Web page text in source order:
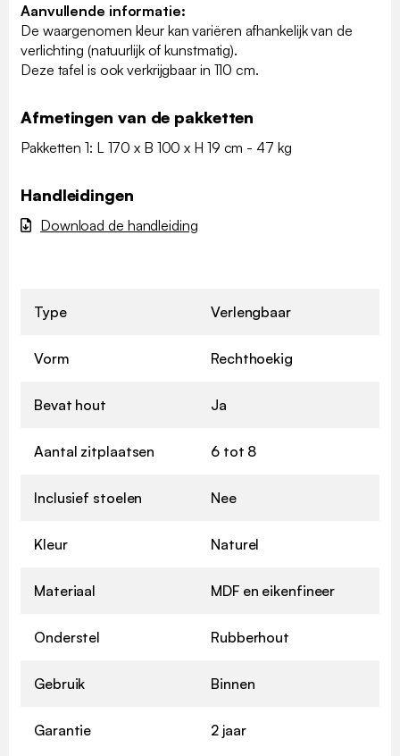
Aanvullende informatie:
De waargenomen kleur kan variëren afhankelijk van de
verlichting (natuurlijk of kunstmatig).
Deze tafel is ook verkrijgbaar in 110 cm.
Afmetingen van de pakketten
Pakketten 1: L 170 x B 100 x H 19 cm - 47 kg
Handleidingen
Download de handleiding
Type Verlengbaar
Vorm Rechthoekig
Bevat hout Ja
Aantal zitplaatsen 6 tot 8
Inclusief stoelen Nee
Kleur Naturel
Materiaal MDF en eikenfineer
Onderstel Rubberhout
Gebruik Binnen
Garantie 2 jaar